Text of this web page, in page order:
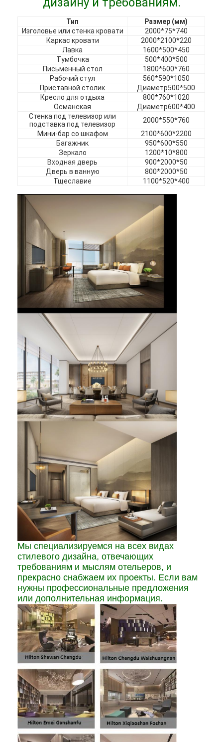
Отель мебель
Мебель для вилл
Мебель для квартир
Коммерческая мебель клуба
Столовая мебель
Офисная мебель
Мебельная фурнитура
Обитая мебель
Тип
Размер (мм)
Изголовье или стенка кровати
2000*75*740
Каркас кровати
2000*2100*220
Лавка
1600*500*450
Тумбочка
500*400*500
Письменный стол
1800*600*760
Рабочий стул
560*590*1050
Приставной столик
Диаметр500*500
Кресло для отдыха
800*760*1020
Османская
Диаметр600*400
Стенка под телевизор или
подставка под телевизор
2000*550*760
Мини-бар со шкафом
2100*600*2200
Багажник
950*600*550
Зеркало
1200*10*800
Входная дверь
900*2000*50
Дверь в ванную
800*2000*50
Тщеславие
1100*520*400
Мы специализируемся на всех видах
стилевого дизайна, отвечающих
требованиям и мыслям отельеров, и
прекрасно снабжаем их проекты. Если вам
нужны профессиональные предложения
или дополнительная информация.